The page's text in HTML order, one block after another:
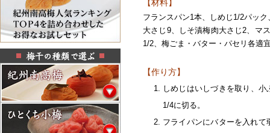
【材料】
フランスパン1本、しめじ1/2パッ
大さじ9、しそ漬梅肉大さじ2、マ
1/2、梅ごま・バター・パセリ各適
【作り方】
しめじはいしづきを取り、
1/4に切る。
フライパンにバターを入れ